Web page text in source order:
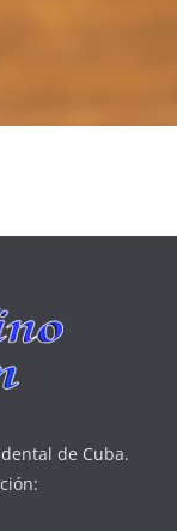
de Cuba.